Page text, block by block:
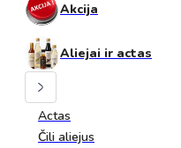
Akcija
Aliejai ir actas
Actas
Čili aliejus